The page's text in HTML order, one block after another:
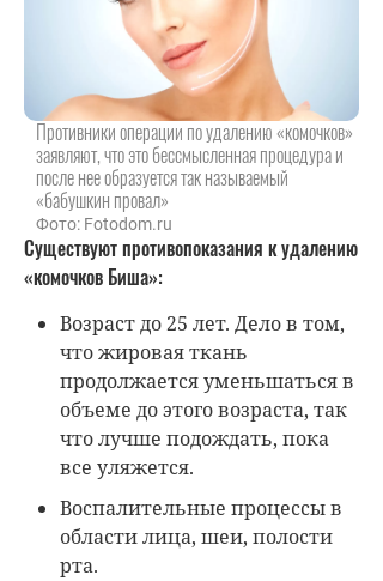
Противники операции по удалению «комочков»
заявляют, что это бессмысленная процедура и
после нее образуется так называемый
«бабушкин провал»
Фото: Fotodom.ru
Существуют противопоказания к удалению
«комочков Биша»:
Возраст до 25 лет. Дело в том,
что жировая ткань
продолжается уменьшаться в
объеме до этого возраста, так
что лучше подождать, пока
все уляжется.
Воспалительные процессы в
области лица, шеи, полости
рта.